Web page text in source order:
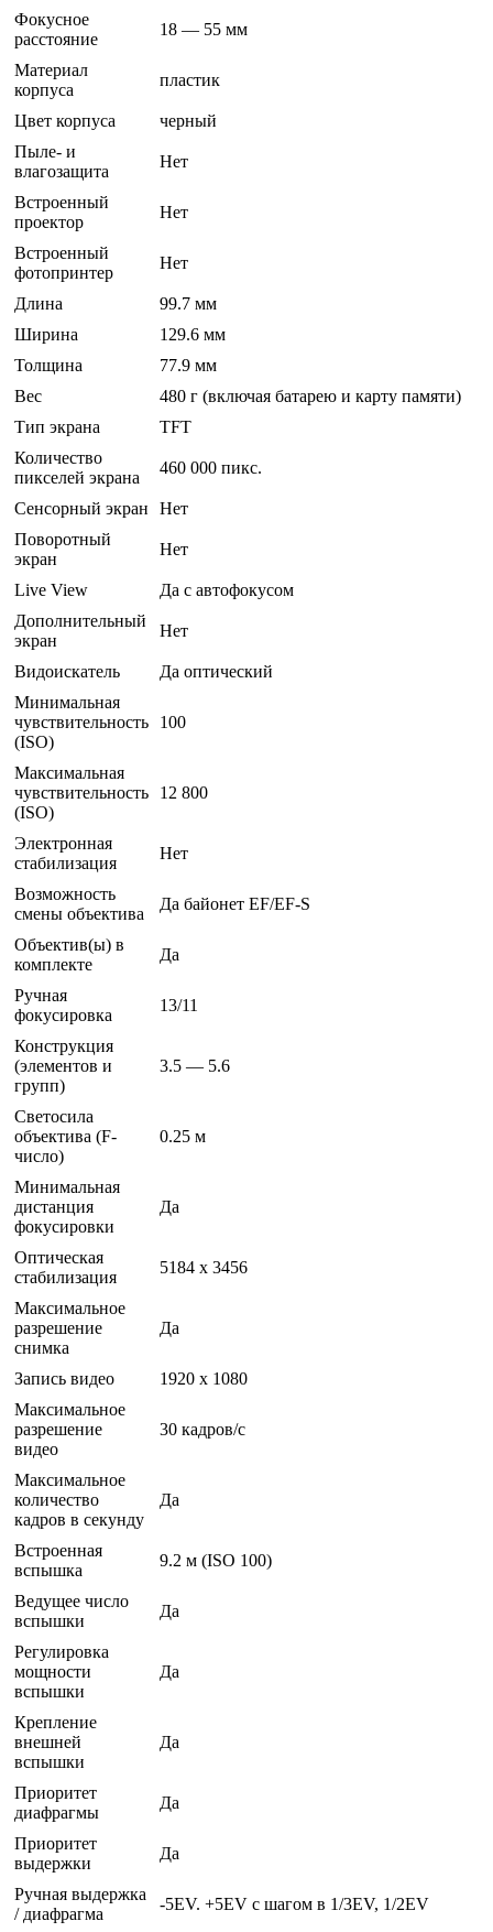
Фокусное
расстояние
18 — 55 мм
Материал
корпуса
пластик
Цвет корпуса
черный
Пыле- и
влагозащита
Нет
Встроенный
проектор
Нет
Встроенный
фотопринтер
Нет
Длина
99.7 мм
Ширина
129.6 мм
Толщина
77.9 мм
Вес
480 г (включая батарею и карту памяти)
Тип экрана
TFT
Количество
пикселей экрана
460 000 пикс.
Сенсорный экран
Нет
Поворотный
экран
Нет
Live View
Да с автофокусом
Дополнительный
экран
Нет
Видоискатель
Да оптический
Минимальная
чувствительность
(ISO)
100
Максимальная
чувствительность
(ISO)
12 800
Электронная
стабилизация
Нет
Возможность
смены объектива
Да байонет EF/EF-S
Объектив(ы) в
комплекте
Да
Ручная
фокусировка
13/11
Конструкция
(элементов и
групп)
3.5 — 5.6
Светосила
объектива (F-
число)
0.25 м
Минимальная
дистанция
фокусировки
Да
Оптическая
стабилизация
5184 x 3456
Максимальное
разрешение
снимка
Да
Запись видео
1920 x 1080
Максимальное
разрешение
видео
30 кадров/с
Максимальное
количество
кадров в секунду
Да
Встроенная
вспышка
9.2 м (ISO 100)
Ведущее число
вспышки
Да
Регулировка
мощности
вспышки
Да
Крепление
внешней
вспышки
Да
Приоритет
диафрагмы
Да
Приоритет
выдержки
Да
Ручная выдержка
/ диафрагма
-5EV. +5EV с шагом в 1/3EV, 1/2EV